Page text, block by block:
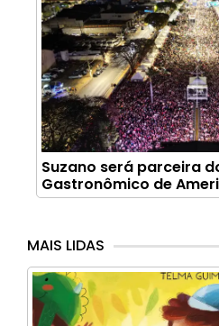
Suzano será parceira
Gastronômico de
MAIS LIDAS